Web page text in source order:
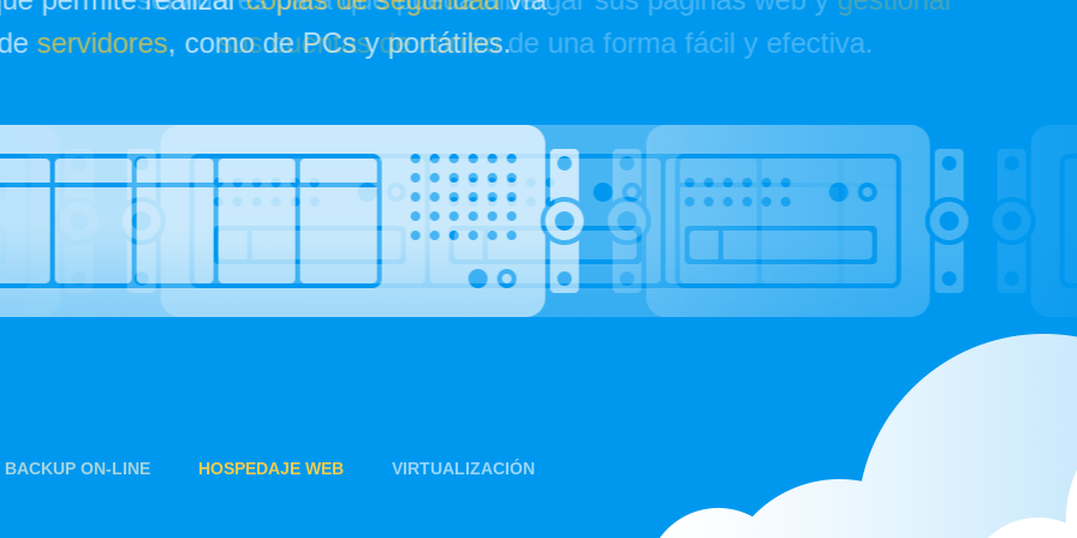
BACKUP ON-LINE HOSPEDAJE WEB VIRTUALIZACIÓN
de correode una forma fácil y efectiva.